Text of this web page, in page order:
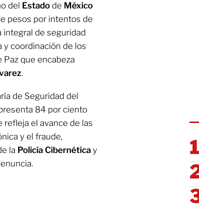
del Estado de México
pesos por intentos de
de seguridad
y coordinación de los
que encabeza
.
de Seguridad del
84 por ciento
refleja el avance de las
y el fraude,
la Policía Cibernética y